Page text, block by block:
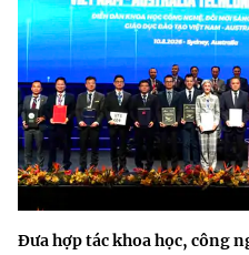
Đưa hợp tác khoa học, công